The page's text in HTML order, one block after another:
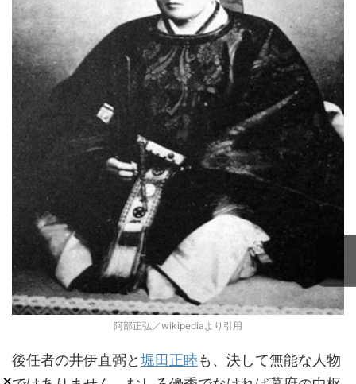
阿部正弘／wikipediaより引用
後任者の井伊直弼と堀田正睦も、決して無能な人物